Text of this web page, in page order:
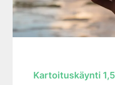
Kartoituskäynti